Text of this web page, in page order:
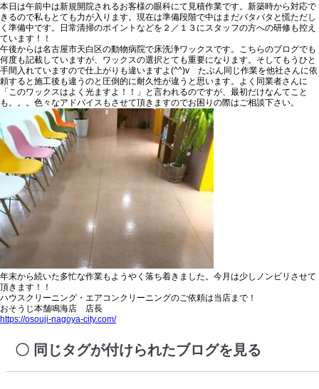
本日は午前中は新規開院されるお客様の眼科にて見積作業です。新築時から対応で
きるので私もとても力が入ります。現在は準備段階で中はまだバタバタと慌ただし
く準備中です。日常清掃のポイントなどを２／１３にスタッフの方への研修も控え
ています！！
午後からは名古屋市天白区の動物病院で床洗浄ワックスです。こちらのブログでも
何度も記載していますが、ワックスの選択とても重要になります。そしてもうひと
手間入れていますので仕上がりも違いますよ(^^)v たぶん同じ作業を他社さんに依
頼すると施工後も違うのと圧倒的に耐久性が違うと思います。よく同業者さんに
「このワックスはよく光ますよ！！」と言われるのですが、最初だけなんてこと
も。。。色々なアドバイスもさせて頂きますのでお困りの際はご相談下さい。
年末から続いた多忙な作業もようやく落ち着きました。今月は少しノンビリさせて
頂きます！！
ハウスクリーニング・エアコンクリーニングのご依頼は当店まで！
おそうじ本舗鳴海店 店長
https://osouji-nagoya-city.com/
同じタグが付けられたブログを見る